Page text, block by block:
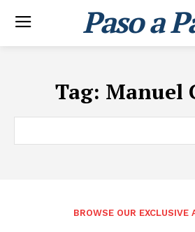
Paso a
Tag: Manuel
BROWSE OUR EXCLUSIVE